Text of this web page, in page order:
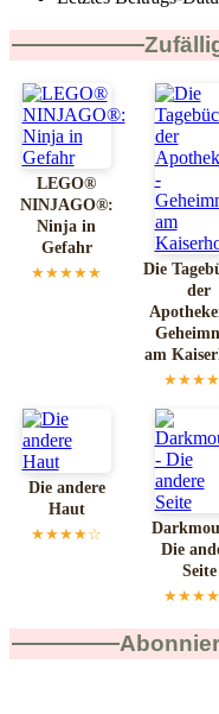
LEGO®
NINJAGO®:
Ninja in
Gefahr
★★★★★
Die
der
am
Die andere
Haut
★★★★☆
Die
Seite